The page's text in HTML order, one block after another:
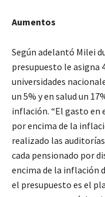
Aumentos
Según adelantó Milei
presupuesto le asigna
universidades
un 5% y en salud un
inflación. “El gasto en
por encima de la
realizado las
cada pensionado por
encima de la inflación
el presupuesto es el